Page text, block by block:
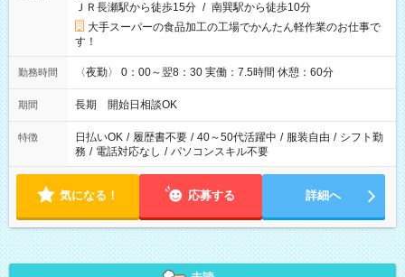
ＪＲ長瀬駅から徒歩15分 / 南巽駅から徒歩10分
大手スーパーの食品加工の工場でかんたん軽作業のお仕事で
す！
勤務時間 〈夜勤〉 0：00～翌8：30 実働：7.5時間 休憩：60分
期間 長期 開始日相談OK
特徴 日払いOK / 履歴書不要 / 40～50代活躍中 / 服装自由 / シフト勤
務 / 電話対応なし / パソコンスキル不要
気になる！ 応募する 詳細へ